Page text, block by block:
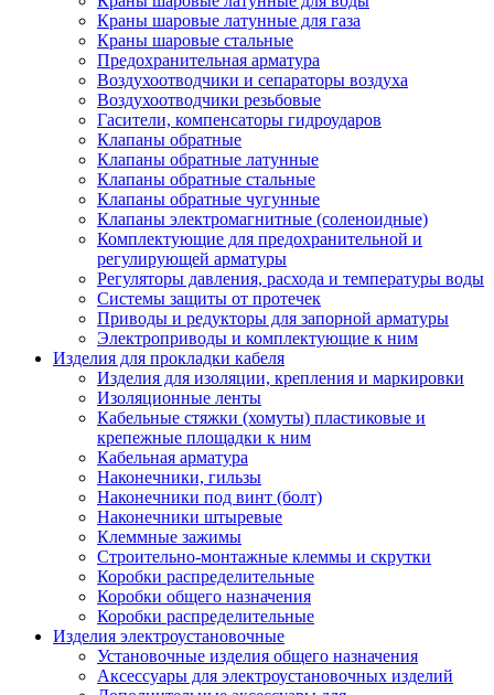
Краны шаровые латунные для газа
Краны шаровые стальные
Предохранительная арматура
Воздухоотводчики и сепараторы воздуха
Воздухоотводчики резьбовые
Гасители, компенсаторы гидроударов
Клапаны обратные
Клапаны обратные латунные
Клапаны обратные стальные
Клапаны обратные чугунные
Клапаны электромагнитные (соленоидные)
Комплектующие для предохранительной и
регулирующей арматуры
Регуляторы давления, расхода и температуры воды
Системы защиты от протечек
Приводы и редукторы для запорной арматуры
Электроприводы и комплектующие к ним
Изделия для прокладки кабеля
Изделия для изоляции, крепления и маркировки
Изоляционные ленты
Кабельные стяжки (хомуты) пластиковые и
крепежные площадки к ним
Кабельная арматура
Наконечники, гильзы
Наконечники под винт (болт)
Наконечники штыревые
Клеммные зажимы
Строительно-монтажные клеммы и скрутки
Коробки распределительные
Коробки общего назначения
Коробки распределительные
Изделия электроустановочные
Установочные изделия общего назначения
Аксессуары для электроустановочных изделий